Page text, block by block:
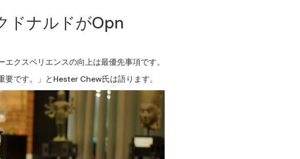
ドナルドがOpn
クスペリエンスの向上は最優先事項です。
要です。」とHester Chew氏は語ります。